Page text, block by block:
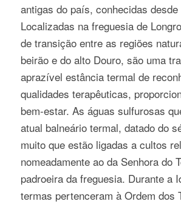
antigas do país, conhecidas
Localizadas na freguesia de
de transição entre as regiões
beirão e do alto Douro, são uma
aprazível estância termal de
qualidades terapêuticas,
bem-estar. As águas sulfurosas
atual balneário termal, datado do
muito que estão ligadas a cultos
nomeadamente ao da Senhora do
padroeira da freguesia. Durante a
termas pertenceram à Ordem dos